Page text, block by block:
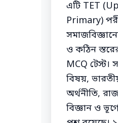
এটি TET
Primary)
ও কঠিন
MCQ টেস্ট।
বিষয়,
অর্থনীতি,
বিজ্ঞান ও